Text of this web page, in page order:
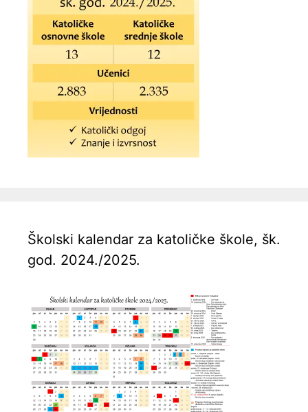
Školski kalendar za katoličke škole, šk.
god. 2024./2025.